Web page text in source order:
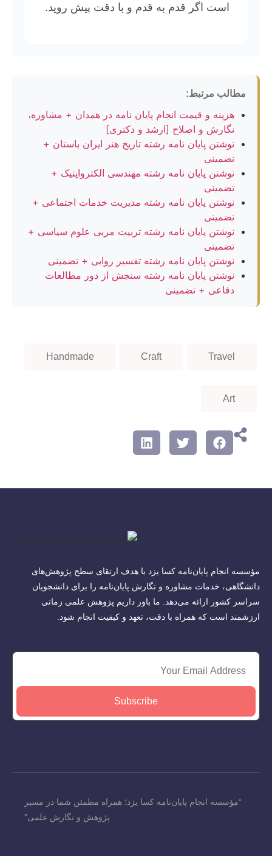
است اگر قدم به قدم و با دقت پیش روید.
مطالب مرتبط:
هزینه و قیمت انجام پایان نامه در همدان + مشاوره،
نگارش و اصلاح [ارشد و دکتری]
نوشتن پایان نامه رشته تاریخ هنر ایران باستان +
تضمینی
نوشتن پایان نامه رشته مهندسی الکترواپتیک +
تضمینی
نوشتن پایان نامه رشته مدیریت خدمات اجتماعی +
تضمینی
نوشتن پایان نامه رشته تربیت مربی علوم سیاسی +
تضمینی
نوشتن پایان نامه رشته تفسیر روایی + تضمینی
نوشتن پایان نامه رشته سنجش از دور مطالعات
دفاعی + تضمینی
Travel
Craft
Handmade
Art
مؤسسه انجام پایان‌نامه کسا یزد با هدف ارتقای سطح پژوهش‌های
دانشگاهی، خدمات مشاوره و نگارش پایان‌نامه را برای دانشجویان
سراسر کشور ارائه می‌دهد. ما باور داریم پژوهش علمی زمانی
ارزشمند است که همراه با دقت، تعهد و کیفیت انجام شود.
Subscribe
“مؤسسه انجام پایان‌نامه کسا یزد؛ همراه مطمئن شما در مسیر
پژوهش و نگارش علمی”